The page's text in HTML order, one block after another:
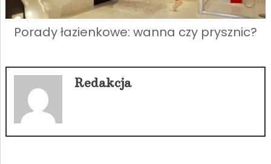
Porady łazienkowe: wanna czy prysznic?
Redakcja